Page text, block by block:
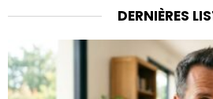
DERNIÈRES